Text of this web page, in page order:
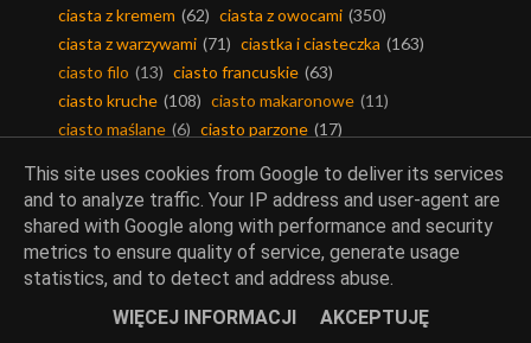
ciasta z kremem (62) ciasta z owocami (350)
ciasta z warzywami (71) ciastka i ciasteczka (163)
ciasto filo (13) ciasto francuskie (63)
ciasto kruche (108) ciasto makaronowe (11)
ciasto maślane (6) ciasto parzone (17)
ciasto yufka (3) ciasto ziemniaczane (6)
cukier smakowy
(80) cukierki-czekoladki
czekolada
(258) desery
(1331)
dodatki do wypieków (368) galaretki (173)
(64) keksy (8) kisiele (48) kruszonka (14)
This site uses cookies from Google to deliver its services
and to analyze traffic. Your IP address and user-agent are
shared with Google along with performance and security
metrics to ensure quality of service, generate usage
statistics, and to detect and address abuse.
WIĘCEJ INFORMACJI
AKCEPTUJĘ